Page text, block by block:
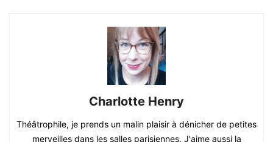
Charlotte Henry
Théâtrophile, je prends un malin plaisir à dénicher de petites
merveilles dans les salles parisiennes. J'aime aussi la